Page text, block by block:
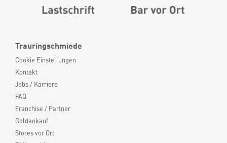
Trauringschmiede
Cookie Einstellungen
Kontakt
Jobs / Karriere
FAQ
Franchise / Partner
Goldankauf
Stores vor Ort